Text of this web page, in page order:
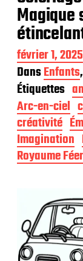
Magique
D
a
t
e
d
e
p
u
b
l
n
février 1, 2025
DansEnfants,
Étiquettes
Arc-en-ciel
créativité
Imagination
Royaume